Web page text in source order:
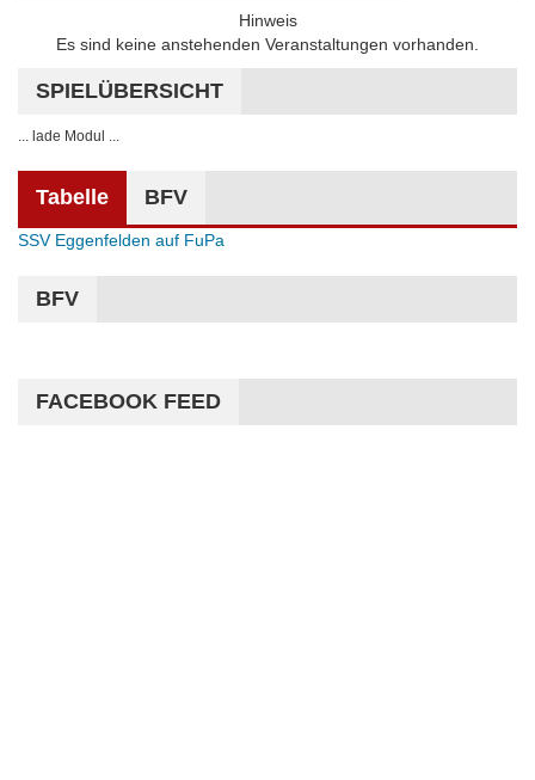
Hinweis
Es sind keine anstehenden Veranstaltungen vorhanden.
SPIELÜBERSICHT
... lade Modul ...
Tabelle BFV
SSV Eggenfelden auf FuPa
BFV
FACEBOOK FEED